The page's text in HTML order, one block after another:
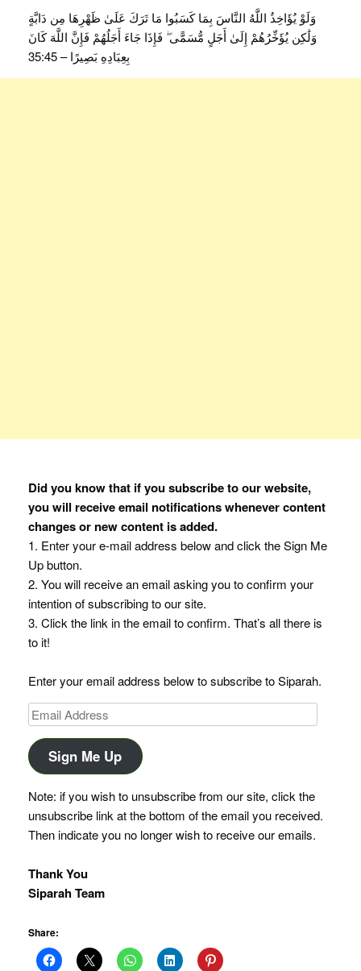
وَلَوْ يُؤَاخِذُ اللَّهُ النَّاسَ بِمَا كَسَبُوا مَا تَرَكَ عَلَىٰ ظَهْرِهَا مِن دَابَّةٍ
وَلَٰكِن يُؤَخِّرُهُمْ إِلَىٰ أَجَلٍ مُّسَمًّى ۖ فَإِذَا جَاءَ أَجَلُهُمْ فَإِنَّ اللَّهَ كَانَ
بِعِبَادِهِ بَصِيرًا – 35:45
Did you know that if you subscribe to our website,
you will receive email notifications whenever content
changes or new content is added.
1. Enter your e-mail address below and click the Sign Me
Up button.
2. You will receive an email asking you to confirm your
intention of subscribing to our site.
3. Click the link in the email to confirm. That’s all there is
to it!
Enter your email address below to subscribe to Siparah.
Email
Address
Sign Me Up
Note: if you wish to unsubscribe from our site, click the
unsubscribe link at the bottom of the email you received.
Then indicate you no longer wish to receive our emails.
Thank You
Siparah Team
Share: